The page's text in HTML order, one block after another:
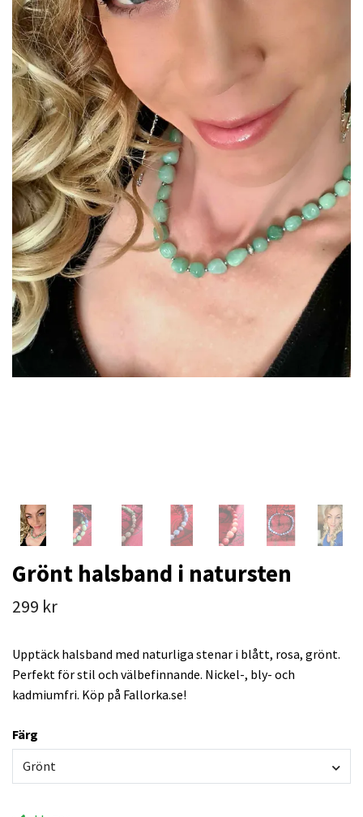
Grönt halsband i natursten
299 kr
Upptäck halsband med naturliga stenar i blått, rosa, grönt.
Perfekt för stil och välbefinnande. Nickel-, bly- och
kadmiumfri. Köp på Fallorka.se!
Färg
Grönt